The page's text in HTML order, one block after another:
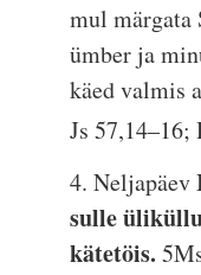
mul märgata
ümber ja
käed valmis
Js 57,14–16;
4. Neljapäev
sulle
kätetöis.